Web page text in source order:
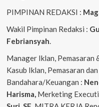
PIMPINAN REDAKSI :
Wakil Pimpinan Redaksi :
Febriansyah.
Manager Iklan, Pemasaran
Kasub Iklan, Pemasaran
Bandahara/Keuangan :
Harisma, Merketing